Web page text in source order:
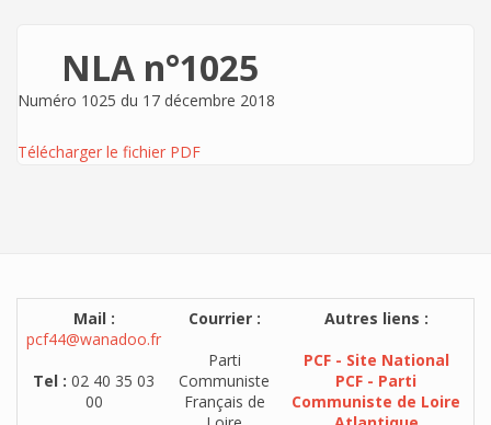
NLA n°1025
Numéro 1025 du 17 décembre 2018
Télécharger le fichier PDF
Mail :
pcf44@wanadoo.fr
Tel : 02 40 35 03
00
Courrier :
Parti
Communiste
Français de
Autres liens :
PCF - Site National
PCF - Parti
Communiste de Loire